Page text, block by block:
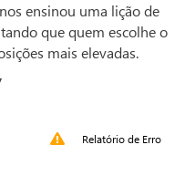
ensinou uma lição de
que quem escolhe o
mais elevadas.
Relatório de Erro